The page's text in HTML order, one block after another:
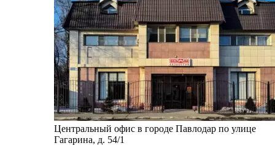
Центральный офис в городе Павлодар по улице
Гагарина, д. 54/1